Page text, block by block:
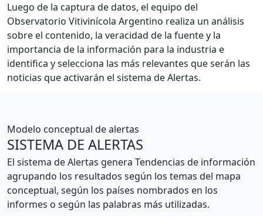
Luego de la captura de datos, el equipo del
Observatorio Vitivinícola Argentino realiza un análisis
sobre el contenido, la veracidad de la fuente y la
importancia de la información para la industria e
identifica y selecciona las más relevantes que serán las
noticias que activarán el sistema de Alertas.
Modelo conceptual de alertas
SISTEMA DE ALERTAS
El sistema de Alertas genera Tendencias de información
agrupando los resultados según los temas del mapa
conceptual, según los países nombrados en los
informes o según las palabras más utilizadas.